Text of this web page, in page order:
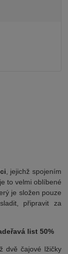
, jejichž spojením
to velmi oblíbené
je složen pouze
připravit za
list 50%
dvě čajové lžičky